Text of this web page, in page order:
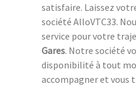
satisfaire. Laissez
société AlloVTC33.
service pour votre
Gares. Notre société
disponibilité à tout
accompagner et vous